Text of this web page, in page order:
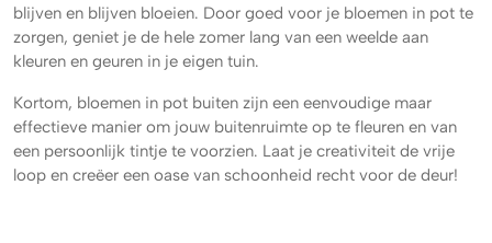
blijven en blijven bloeien. Door goed voor je bloemen in pot te
zorgen, geniet je de hele zomer lang van een weelde aan
kleuren en geuren in je eigen tuin.
Kortom, bloemen in pot buiten zijn een eenvoudige maar
effectieve manier om jouw buitenruimte op te fleuren en van
een persoonlijk tintje te voorzien. Laat je creativiteit de vrije
loop en creëer een oase van schoonheid recht voor de deur!